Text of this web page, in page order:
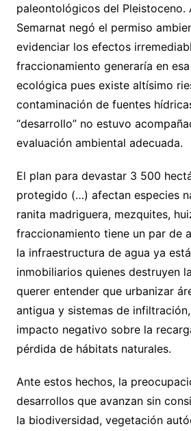
paleontológicos del Pleistoceno.
Semarnat negó el permiso
evidenciar los efectos
fraccionamiento generaría en
ecológica pues existe altísimo
contaminación de fuentes
“desarrollo” no estuvo
evaluación ambiental adecuada.
El plan para devastar 3 500
protegido (…) afectan especies
ranita madriguera, mezquites,
fraccionamiento tiene un par de
la infraestructura de agua ya
inmobiliarios quienes destruyen
querer entender que urbanizar
antigua y sistemas de
impacto negativo sobre la
pérdida de hábitats naturales.
Ante estos hechos, la
desarrollos que avanzan sin
la biodiversidad, vegetación